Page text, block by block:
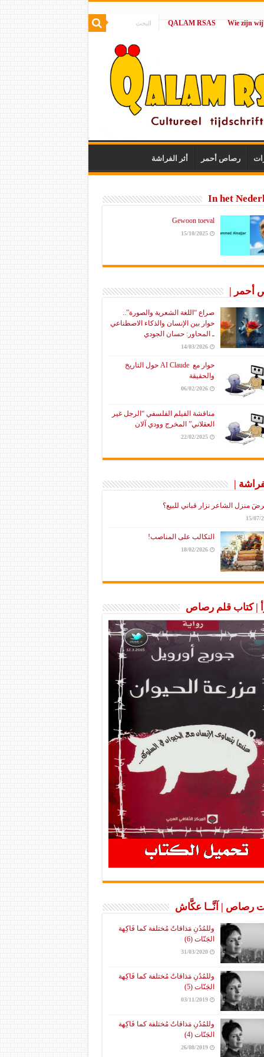
|
QALAM RSAS
رصاص أحمر أثر الفراشة
In het
Gewoon toeval
15/10/2025
أحمر |
صراع “اللغة الشعرية والصورة”..
حوار بين الإنسان والذكاء الاصطناعي
ـ المحاور: حسان الجودي
14/03/2026
حوار مع AI Claude حول التاريخ
والحقيقة
06/02/2026
مناقشة الفيلم الفلسفي “الرجل غير
العقلاني” المخرج وودي آلان
22/02/2025
|
منزل الشاعر نزار قباني للبيع؟
15/07/
التكالب على المناصب!
18/02/2026
| كتاب قلم رصاص
رصاص | آنَّــا عكَّاش
وللمُدُنِ مَذاقاتٌ مُختلفة كما فَاكِهة
الجَنّات (6)
31/03/2020
وللمُدُنِ مَذاقاتٌ مُختلفة كما فَاكِهة
الجَنّات (5)
03/11/2019
وللمُدُنِ مَذاقاتٌ مُختلفة كما فَاكِهة
الجَنّات (4)
26/08/2019